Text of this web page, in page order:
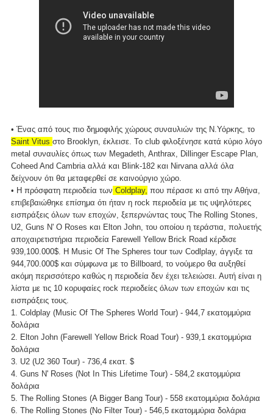
• Ένας από τους πιο δημοφιλής χώρους συναυλιών της Ν.Υόρκης, το
Saint Vitus στο Brooklyn, έκλεισε. Το club φιλοξένησε κατά κύριο λόγο
metal συναυλίες όπως των Megadeth, Anthrax, Dillinger Escape Plan,
Coheed And Cambria αλλά και Blink-182 και Nirvana αλλά όλα
δείχνουν ότι θα μεταφερθεί σε καινούργιο χώρο.
• Η πρόσφατη περιοδεία των Coldplay, που πέρασε κι από την Αθήνα,
επιβεβαιώθηκε επίσημα ότι ήταν η rock περιοδεία με τις υψηλότερες
εισπράξεις όλων των εποχών, ξεπερνώντας τους The Rolling Stones,
U2, Guns N' Ο Roses και Elton John, του οποίου η τεράστια, πολυετής
αποχαιρετιστήρια περιοδεία Farewell Yellow Brick Road κέρδισε
939,100.000$. Η Music Of The Spheres tour των Codlplay, άγγιξε τα
944,700.000$ και σύμφωνα με το Billboard, το νούμερο θα αυξηθεί
ακόμη περισσότερο καθώς η περιοδεία δεν έχει τελειώσει. Αυτή είναι η
λίστα με τις 10 κορυφαίες rock περιοδείες όλων των εποχών και τις
εισπράξεις τους.
1. Coldplay (Music Of The Spheres World Tour) - 944,7 εκατομμύρια
δολάρια
2. Elton John (Farewell Yellow Brick Road Tour) - 939,1 εκατομμύρια
δολάρια
3. U2 (U2 360 Tour) - 736,4 εκατ. $
4. Guns N' Roses (Not In This Lifetime Tour) - 584,2 εκατομμύρια
δολάρια
5. The Rolling Stones (A Bigger Bang Tour) - 558 εκατομμύρια δολάρια
6. The Rolling Stones (No Filter Tour) - 546,5 εκατομμύρια δολάρια